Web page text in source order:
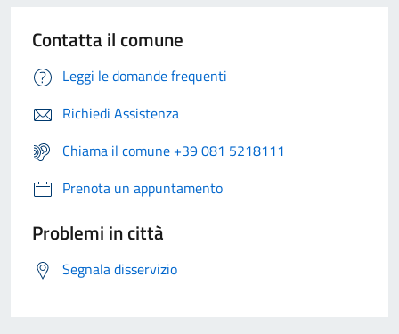
Contatta il comune
Leggi le domande frequenti
Richiedi Assistenza
Chiama il comune +39 081 5218111
Prenota un appuntamento
Problemi in città
Segnala disservizio